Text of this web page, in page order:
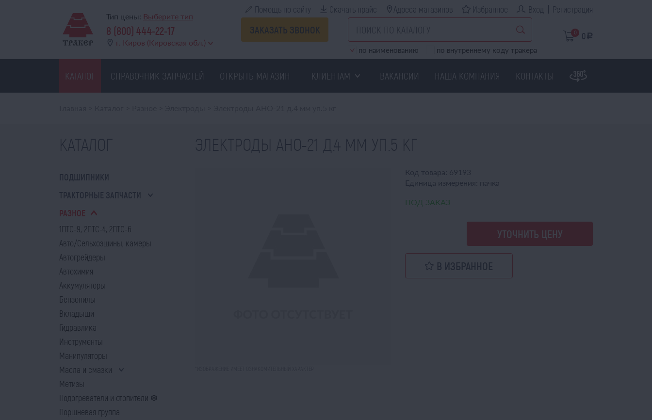
Тип цены: Выберите тип
8 (800) 444-22-17
г. Киров (Кировская обл.)
Помощь по сайту Скачать прайс Адреса магазинов Избранное Вход Регистрация
ЗАКАЗАТЬ ЗВОНОК
по наименованию по внутреннему коду тракера
0 0 a
КАТАЛОГ СПРАВОЧНИК ЗАПЧАСТЕЙ ОТКРЫТЬ МАГАЗИН КЛИЕНТАМ ВАКАНСИИ НАША КОМПАНИЯ КОНТАКТЫ
КАТАЛОГ
ПОДШИПНИКИ
ТРАКТОРНЫЕ ЗАПЧАСТИ
РАЗНОЕ
1ПТС-9, 2ПТС-4, 2ПТС-6
Авто/Сельхозшины, камеры
Автогрейдеры
Автохимия
Аккумуляторы
Бензопилы
Вкладыши
Гидравлика
Инструменты
Манипуляторы
Масла и смазки
Метизы
Подогреватели и отопители ❆
Поршневая группа
ЭЛЕКТРОДЫ АНО-21 Д.4 ММ УП.5 КГ
Код товара: 69193
Единица измерения:
пачка
ПОД ЗАКАЗ
УТОЧНИТЬ ЦЕНУ
В ИЗБРАННОЕ